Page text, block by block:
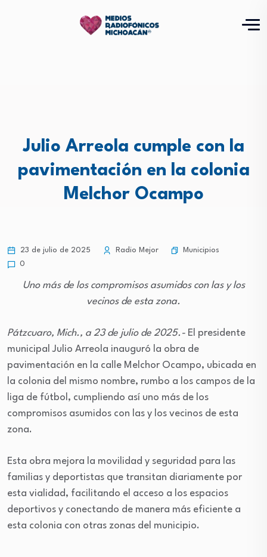
Julio Arreola cumple con la
pavimentación en la colonia
Melchor Ocampo
23 de julio de 2025 Radio Mejor
Municipios
0
Uno más de los compromisos asumidos con las y los
vecinos de esta zona.
Pátzcuaro, Mich., a 23 de julio de 2025.- El presidente
municipal Julio Arreola inauguró la obra de
pavimentación en la calle Melchor Ocampo, ubicada en
la colonia del mismo nombre, rumbo a los campos de la
liga de fútbol, cumpliendo así uno más de los
compromisos asumidos con las y los vecinos de esta
zona.
Esta obra mejora la movilidad y seguridad para las
familias y deportistas que transitan diariamente por
esta vialidad, facilitando el acceso a los espacios
deportivos y conectando de manera más eficiente a
esta colonia con otras zonas del municipio.